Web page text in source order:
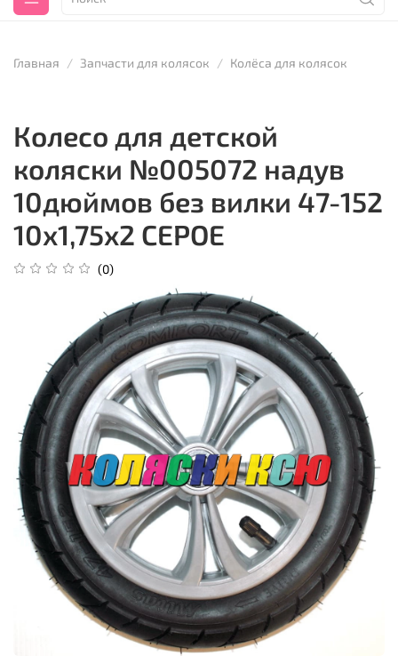
Главная Запчасти для колясок Колёса для колясок
Колесо для детской
коляски №005072 надув
10дюймов без вилки 47-152
10х1,75х2 СЕРОЕ
(0)